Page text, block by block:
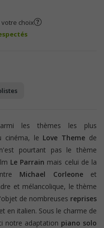
choix
les thèmes les plus
cinéma, le Love Theme de
pourtant pas le thème
Le Parrain mais celui de la
Michael Corleoneet
et mélancolique, le thème
de nombreuses reprises
en italien. Sous le charme de
notre adaptation piano solo